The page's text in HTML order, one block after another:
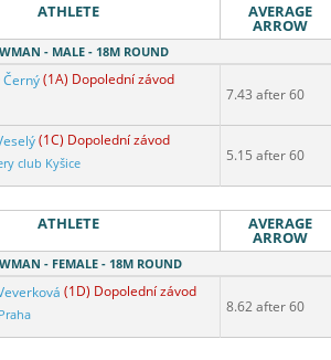
ATHLETE AVERAGE
ARROW
- MALE - 18M ROUND
Černý(1A) Dopolední závod
7.43 after 60
(1C) Dopolední závod
club Kyšice 5.15 after 60
ATHLETE AVERAGE
ARROW
- FEMALE - 18M ROUND
(1D) Dopolední závod
8.62 after 60